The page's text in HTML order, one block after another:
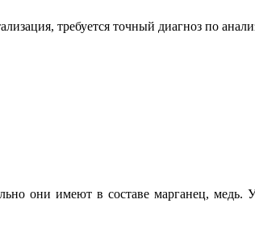
требуется точный диагноз по
они имеют в составе марганец,